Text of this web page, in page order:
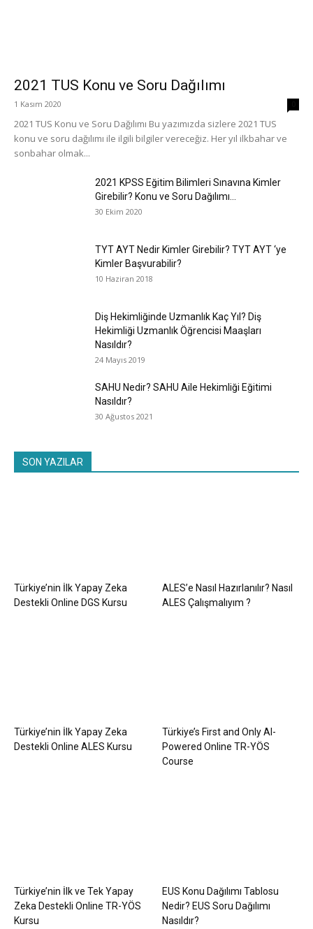
2021 TUS Konu ve Soru Dağılımı
1 Kasım 2020
2021 TUS Konu ve Soru Dağılımı Bu yazımızda sizlere 2021 TUS
konu ve soru dağılımı ile ilgili bilgiler vereceğiz. Her yıl ilkbahar ve
sonbahar olmak...
2021 KPSS Eğitim Bilimleri Sınavına Kimler
Girebilir? Konu ve Soru Dağılımı...
30 Ekim 2020
TYT AYT Nedir Kimler Girebilir? TYT AYT ‘ye
Kimler Başvurabilir?
10 Haziran 2018
Diş Hekimliğinde Uzmanlık Kaç Yıl? Diş
Hekimliği Uzmanlık Öğrencisi Maaşları
Nasıldır?
24 Mayıs 2019
SAHU Nedir? SAHU Aile Hekimliği Eğitimi
Nasıldır?
30 Ağustos 2021
SON YAZILAR
Türkiye’nin İlk Yapay Zeka
Destekli Online DGS Kursu
ALES’e Nasıl Hazırlanılır? Nasıl
ALES Çalışmalıyım ?
Türkiye’nin İlk Yapay Zeka
Destekli Online ALES Kursu
Türkiye’s First and Only AI-
Powered Online TR-YÖS
Course
Türkiye’nin İlk ve Tek Yapay
Zeka Destekli Online TR-YÖS
Kursu
EUS Konu Dağılımı Tablosu
Nedir? EUS Soru Dağılımı
Nasıldır?